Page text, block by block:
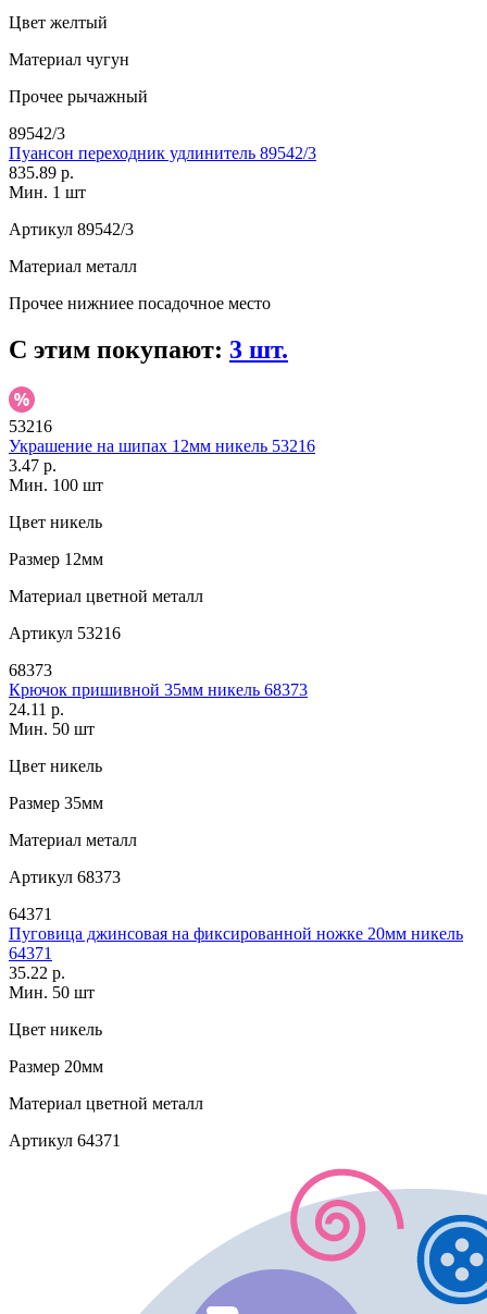
Цвет желтый
Материал чугун
Прочее рычажный
89542/3
Пуансон переходник удлинитель 89542/3
835.89 р.
Мин. 1 шт
Артикул 89542/3
Материал металл
Прочее нижниее посадочное место
С этим покупают: 3 шт.
53216
Украшение на шипах 12мм никель 53216
3.47 р.
Мин. 100 шт
Цвет никель
Размер 12мм
Материал цветной металл
Артикул 53216
68373
Крючок пришивной 35мм никель 68373
24.11 р.
Мин. 50 шт
Цвет никель
Размер 35мм
Материал металл
Артикул 68373
64371
Пуговица джинсовая на фиксированной ножке 20мм никель
64371
35.22 р.
Мин. 50 шт
Цвет никель
Размер 20мм
Материал цветной металл
Артикул 64371